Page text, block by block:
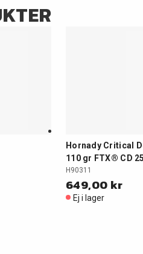
Hornady Critical
110 gr FTX® CD
H90311
649,00 kr
Ej i lager